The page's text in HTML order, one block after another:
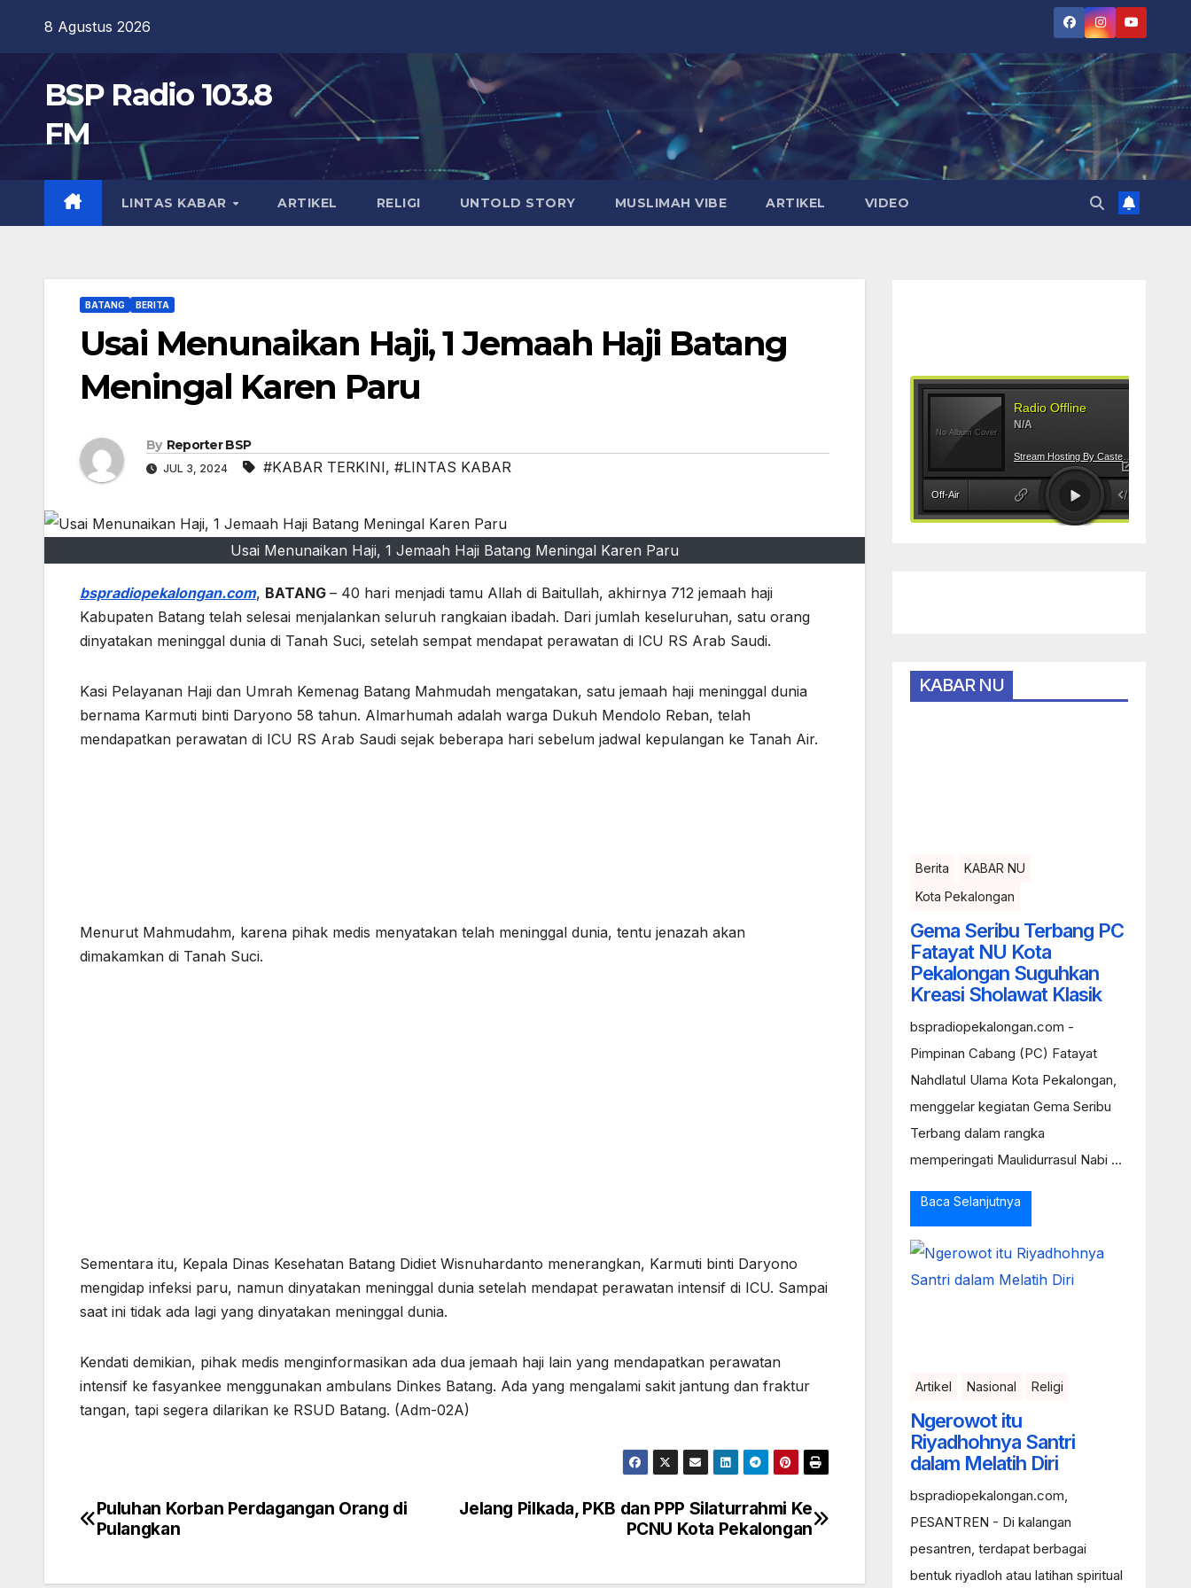
content
8 Agustus 2026
BSP Radio 103.8
FM
LINTAS KABAR ARTIKEL RELIGI UNTOLD STORY MUSLIMAH VIBE ARTIKEL VIDEO
BATANG BERITA
Usai Menunaikan Haji, 1 Jemaah Haji Batang
Meningal Karen Paru
By Reporter BSP
JUL 3, 2024 #KABAR TERKINI, #LINTAS KABAR
Usai Menunaikan Haji, 1 Jemaah Haji Batang Meningal Karen Paru
bspradiopekalongan.com, BATANG – 40 hari menjadi tamu Allah di Baitullah, akhirnya 712 jemaah haji
Kabupaten Batang telah selesai menjalankan seluruh rangkaian ibadah. Dari jumlah keseluruhan, satu orang
dinyatakan meninggal dunia di Tanah Suci, setelah sempat mendapat perawatan di ICU RS Arab Saudi.
Kasi Pelayanan Haji dan Umrah Kemenag Batang Mahmudah mengatakan, satu jemaah haji meninggal dunia
bernama Karmuti binti Daryono 58 tahun. Almarhumah adalah warga Dukuh Mendolo Reban, telah
mendapatkan perawatan di ICU RS Arab Saudi sejak beberapa hari sebelum jadwal kepulangan ke Tanah Air.
Menurut Mahmudahm, karena pihak medis menyatakan telah meninggal dunia, tentu jenazah akan
dimakamkan di Tanah Suci.
Sementara itu, Kepala Dinas Kesehatan Batang Didiet Wisnuhardanto menerangkan, Karmuti binti Daryono
mengidap infeksi paru, namun dinyatakan meninggal dunia setelah mendapat perawatan intensif di ICU. Sampai
saat ini tidak ada lagi yang dinyatakan meninggal dunia.
Kendati demikian, pihak medis menginformasikan ada dua jemaah haji lain yang mendapatkan perawatan
intensif ke fasyankee menggunakan ambulans Dinkes Batang. Ada yang mengalami sakit jantung dan fraktur
tangan, tapi segera dilarikan ke RSUD Batang. (Adm-02A)
Navigasi
Jelang Pilkada, PKB dan PPP Silaturrahmi Ke
PCNU Kota Pekalongan
Puluhan Korban Perdagangan Orang di
Pulangkan
KABAR NU
Berita
KABAR NU
Kota Pekalongan
Gema Seribu Terbang PC
Fatayat NU Kota
Pekalongan Suguhkan
Kreasi Sholawat Klasik
bspradiopekalongan.com -
Pimpinan Cabang (PC) Fatayat
Nahdlatul Ulama Kota Pekalongan,
menggelar kegiatan Gema Seribu
Terbang dalam rangka
memperingati Maulidurrasul Nabi ...
Baca Selanjutnya
Artikel Nasional Religi
Ngerowot itu
Riyadhohnya Santri
dalam Melatih Diri
bspradiopekalongan.com,
PESANTREN - Di kalangan
pesantren, terdapat berbagai
bentuk riyadloh atau latihan spiritual